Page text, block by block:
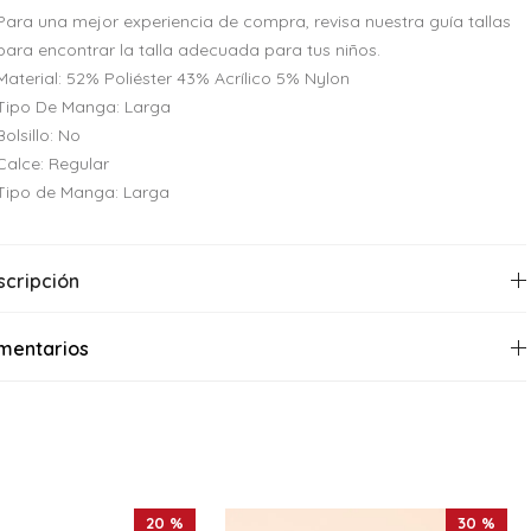
una mejor experiencia de compra, revisa nuestra guía tallas
encontrar la talla adecuada para tus niños.
52% Poliéster 43% Acrílico 5% Nylon
De Manga: Larga
No
Regular
de Manga: Larga
20 % 30 %